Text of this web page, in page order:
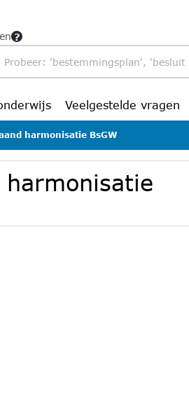
Veelgestelde vragen
harmonisatie BsGW